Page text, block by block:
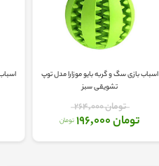
اسباب بازی سگ و گربه بایو موزارا مدل توپ
تشویقی سبز
تومان 264,000
تومان 196,000 تومان